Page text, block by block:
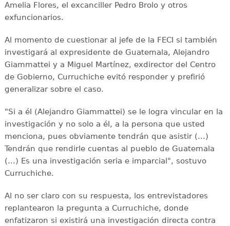
Amelia Flores, el excanciller Pedro Brolo y otros
exfuncionarios.
Al momento de cuestionar al jefe de la FECI si también
investigará al expresidente de Guatemala, Alejandro
Giammattei y a Miguel Martínez, exdirector del Centro
de Gobierno, Curruchiche evitó responder y prefirió
generalizar sobre el caso.
"Si a él (Alejandro Giammattei) se le logra vincular en la
investigación y no solo a él, a la persona que usted
menciona, pues obviamente tendrán que asistir (...)
Tendrán que rendirle cuentas al pueblo de Guatemala
(...) Es una investigación seria e imparcial", sostuvo
Curruchiche.
Al no ser claro con su respuesta, los entrevistadores
replantearon la pregunta a Curruchiche, donde
enfatizaron si existirá una investigación directa contra